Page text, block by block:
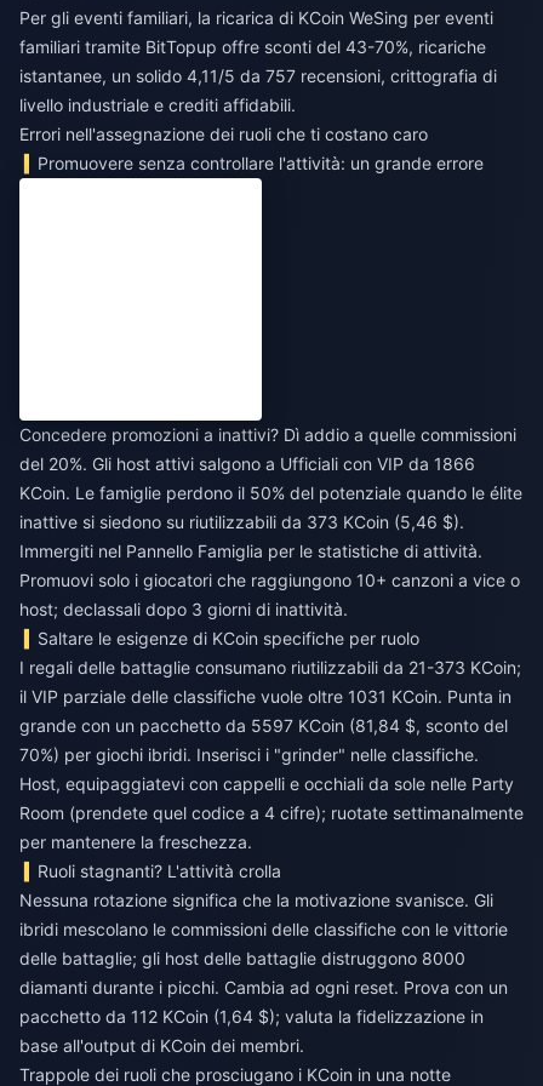
Per gli eventi familiari, la ricarica di KCoin WeSing per eventi
familiari tramite BitTopup offre sconti del 43-70%, ricariche
istantanee, un solido 4,11/5 da 757 recensioni, crittografia di
livello industriale e crediti affidabili.
Errori nell'assegnazione dei ruoli che ti costano caro
Promuovere senza controllare l'attività: un grande errore
Concedere promozioni a inattivi? Dì addio a quelle commissioni
del 20%. Gli host attivi salgono a Ufficiali con VIP da 1866
KCoin. Le famiglie perdono il 50% del potenziale quando le élite
inattive si siedono su riutilizzabili da 373 KCoin (5,46 $).
Immergiti nel Pannello Famiglia per le statistiche di attività.
Promuovi solo i giocatori che raggiungono 10+ canzoni a vice o
host; declassali dopo 3 giorni di inattività.
Saltare le esigenze di KCoin specifiche per ruolo
I regali delle battaglie consumano riutilizzabili da 21-373 KCoin;
il VIP parziale delle classifiche vuole oltre 1031 KCoin. Punta in
grande con un pacchetto da 5597 KCoin (81,84 $, sconto del
70%) per giochi ibridi. Inserisci i "grinder" nelle classifiche.
Host, equipaggiatevi con cappelli e occhiali da sole nelle Party
Room (prendete quel codice a 4 cifre); ruotate settimanalmente
per mantenere la freschezza.
Ruoli stagnanti? L'attività crolla
Nessuna rotazione significa che la motivazione svanisce. Gli
ibridi mescolano le commissioni delle classifiche con le vittorie
delle battaglie; gli host delle battaglie distruggono 8000
diamanti durante i picchi. Cambia ad ogni reset. Prova con un
pacchetto da 112 KCoin (1,64 $); valuta la fidelizzazione in
base all'output di KCoin dei membri.
Trappole dei ruoli che prosciugano i KCoin in una notte